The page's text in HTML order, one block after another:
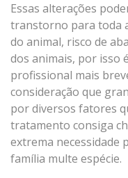
Essas alterações
transtorno para toda
do animal, risco de
dos animais, por isso
profissional mais
consideração que
por diversos fatores
tratamento consiga
extrema necessidade
família multe espécie.